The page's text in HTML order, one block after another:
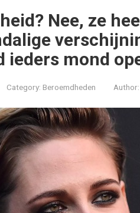
Nee, ze
ieders mond
Category: Beroemdheden Author: